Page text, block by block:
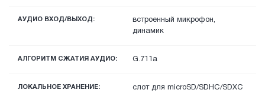
АУДИО ВХОД/ВЫХОД:
встроенный микрофон,
динамик
АЛГОРИТМ СЖАТИЯ АУДИО: G.711a
ЛОКАЛЬНОЕ ХРАНЕНИЕ:
слот для microSD/SDHC/SDXC